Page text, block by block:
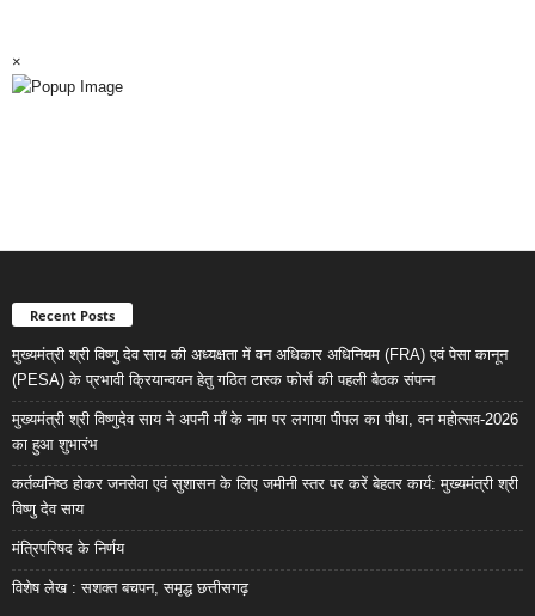
×
Recent Posts
मुख्यमंत्री श्री विष्णु देव साय की अध्यक्षता में वन अधिकार अधिनियम (FRA) एवं पेसा कानून
(PESA) के प्रभावी क्रियान्वयन हेतु गठित टास्क फोर्स की पहली बैठक संपन्न
मुख्यमंत्री श्री विष्णुदेव साय ने अपनी माँ के नाम पर लगाया पीपल का पौधा, वन महोत्सव-2026
का हुआ शुभारंभ
कर्तव्यनिष्ठ होकर जनसेवा एवं सुशासन के लिए जमीनी स्तर पर करें बेहतर कार्य: मुख्यमंत्री श्री
विष्णु देव साय
मंत्रिपरिषद के निर्णय
विशेष लेख : सशक्त बचपन, समृद्ध छत्तीसगढ़